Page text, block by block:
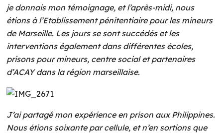
je donnais mon témoignage, et l’après-midi, nous
étions à l’Etablissement pénitentiaire pour les mineurs
de Marseille. Les jours se sont succédés et les
interventions également dans différentes écoles,
prisons pour mineurs, centre social et partenaires
d’ACAY dans la région marseillaise.
J’ai partagé mon expérience en prison aux Philippines.
Nous étions soixante par cellule, et n’en sortions que